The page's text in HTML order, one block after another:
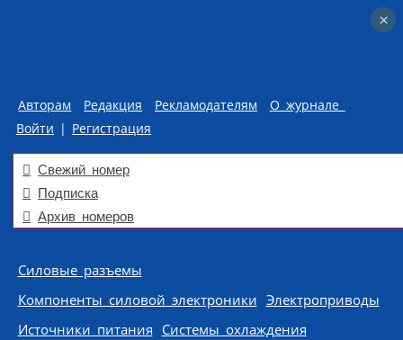
Авторам Редакция Рекламодателям
О журнале
Войти | Регистрация
Свежий номер
Подписка
Архив номеров
Skip to content
Силовые разъемы
Компоненты силовой электроники Электроприводы
Источники питания Системы охлаждения
×
×